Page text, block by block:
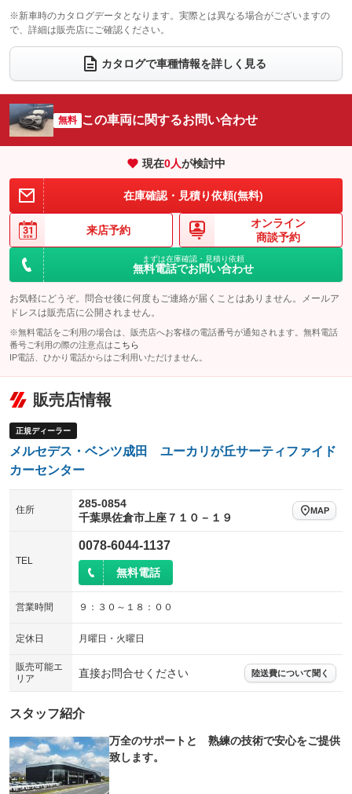
：装備なし ：装備あり
ウォークスルー
：装備なし
電動リアゲート フロントカメラ
：装備あり
：装備あり ：装備あり
サイドカメラ
：装備あり ルーフレール
：装備なし
：装備あり
：装備なし
※新車時のカタログデータとなります。実際とは異なる場合がございますの
で、詳細は販売店にご確認ください。
カタログで車種情報を詳しく見る
無料 この車両に関するお問い合わせ
現在0人が検討中
在庫確認・見積り依頼(無料)
来店予約
オンライン
商談予約
まずは在庫確認・見積り依頼
無料電話でお問い合わせ
お気軽にどうぞ。問合せ後に何度もご連絡が届くことはありません。メールア
ドレスは販売店に公開されません。
※無料電話をご利用の場合は、販売店へお客様の電話番号が通知されます。無料電話
番号ご利用の際の注意点は こちら
IP電話、ひかり電話からはご利用いただけません。
販売店情報
正規ディーラー
メルセデス・ベンツ成田 ユーカリが丘サーティファイド
カーセンター
住所
285-0854
千葉県佐倉市上座７１０－１９
MAP
TEL
0078-6044-1137
無料電話
営業時間 ９：３０～１８：００
定休日 月曜日・火曜日
販売可能エ
リア
直接お問合せください 陸送費について聞く
スタッフ紹介
万全のサポートと 熟練の技術で安心をご提供
致します。